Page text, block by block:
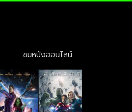
ชมหนังออนไลน์